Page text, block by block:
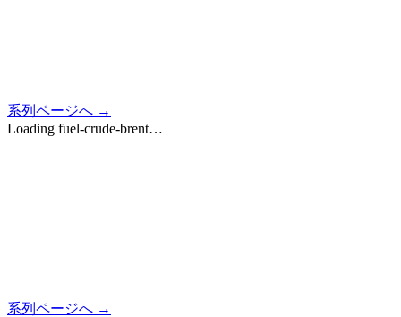
系列ページへ →
Loading fuel-crude-brent…
系列ページへ →